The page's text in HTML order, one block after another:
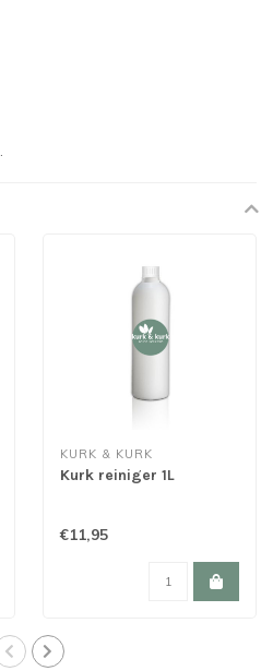
KURK & KURK
Kurk reiniger 1L
€11,95